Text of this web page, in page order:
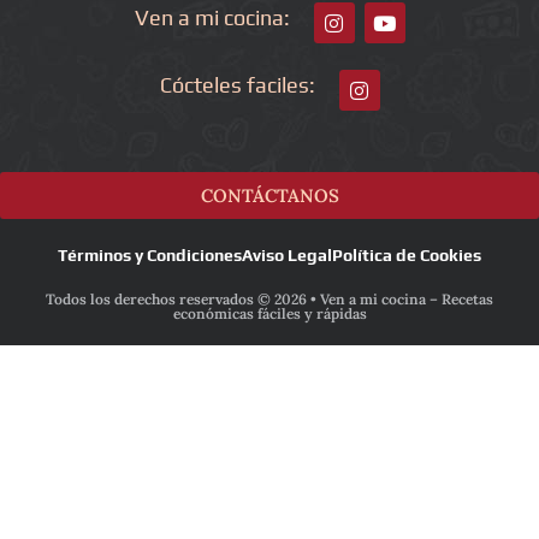
Ven a mi cocina:
Cócteles faciles:
CONTÁCTANOS
Todos los derechos reservados © 2026 • Ven a mi cocina – Recetas
económicas fáciles y rápidas
Términos y CondicionesAviso LegalPolítica de Cookies